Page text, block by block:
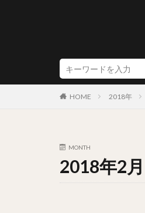
HOME 2018年
MONTH
2018年2月